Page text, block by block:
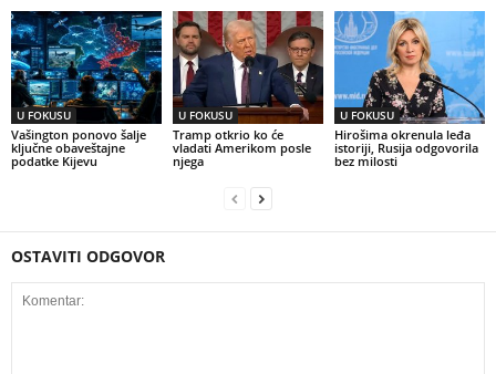
U FOKUSU
Vašington ponovo šalje
ključne obaveštajne
podatke Kijevu
U FOKUSU
Tramp otkrio ko će
vladati Amerikom posle
njega
U FOKUSU
Hirošima okrenula leđa
istoriji, Rusija odgovorila
bez milosti
OSTAVITI ODGOVOR